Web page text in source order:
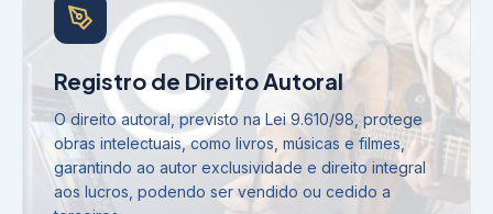
Registro de Direito Autoral
O direito autoral, previsto na Lei 9.610/98, protege
obras intelectuais, como livros, músicas e filmes,
garantindo ao autor exclusividade e direito integral
aos lucros, podendo ser vendido ou cedido a